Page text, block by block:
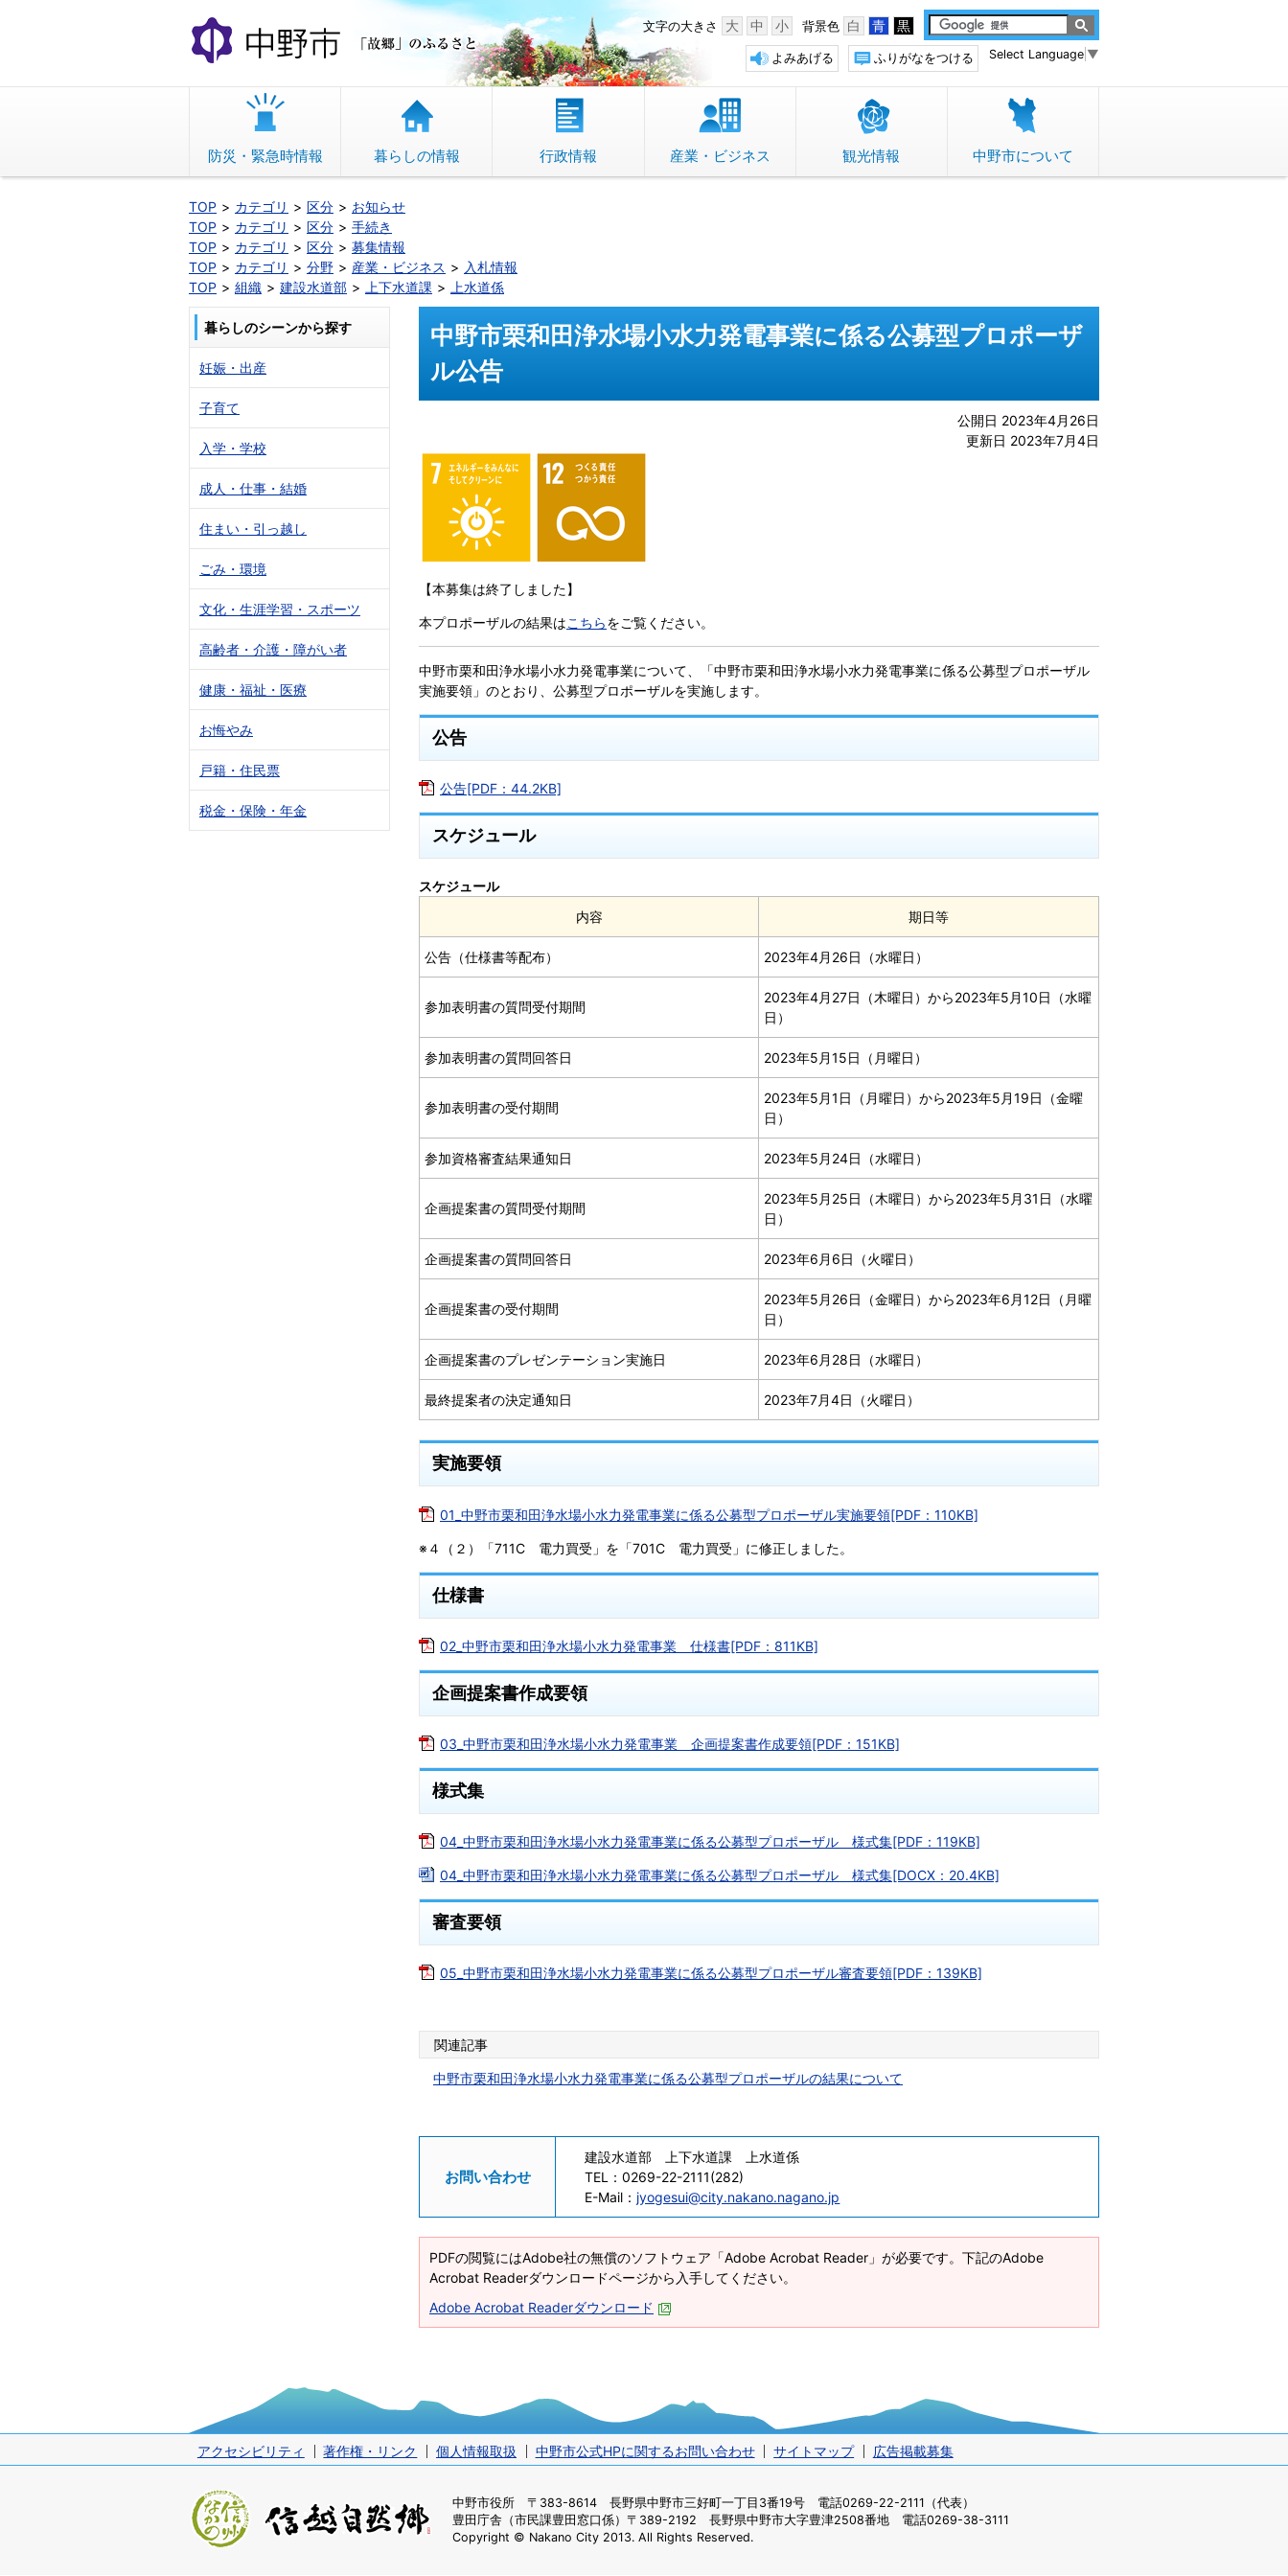
文
へ
動
中野市 「故郷」のふるさと 背景色 白 青 黒
文字の大きさ 大 中 小
Select Language ▼
ふりがなをつける
よみあげる
防災・緊急時情報 暮らしの情報 行政情報 産業・ビジネス 観光情報 中野市について
TOP カテゴリ 区分
お知らせ
TOP
カテゴリ 区分
手続き
TOP
カテゴリ 区分
募集情報
TOP
カテゴリ 分野 産業・ビジネス
入札情報
TOP
組織 建設水道部 上下水道課 上水道係
中野市栗和田浄水場小水力発電事業に係る公募型プロポーザ
ル公告
公開日 2023年4月26日
更新日 2023年7月4日
【本募集は終了しました】
本プロポーザルの結果はこちらをご覧ください。
中野市栗和田浄水場小水力発電事業について、「中野市栗和田浄水場小水力発電事業に係る公募型プロポーザル
実施要領」のとおり、公募型プロポーザルを実施します。
公告
公告[PDF：44.2KB]
スケジュール
スケジュール
内容
期日等
公告（仕様書等配布） 2023年4月26日（水曜日）
参加表明書の質問受付期間
2023年4月27日（木曜日）から2023年5月10日（水曜
日）
参加表明書の質問回答日 2023年5月15日（月曜日）
参加表明書の受付期間
2023年5月1日（月曜日）から2023年5月19日（金曜
日）
参加資格審査結果通知日 2023年5月24日（水曜日）
企画提案書の質問受付期間
2023年5月25日（木曜日）から2023年5月31日（水曜
日）
企画提案書の質問回答日 2023年6月6日（火曜日）
企画提案書の受付期間
2023年5月26日（金曜日）から2023年6月12日（月曜
日）
企画提案書のプレゼンテーション実施日 2023年6月28日（水曜日）
最終提案者の決定通知日 2023年7月4日（火曜日）
実施要領
01_中野市栗和田浄水場小水力発電事業に係る公募型プロポーザル実施要領[PDF：110KB]
※４（２）「711C 電力買受」を「701C 電力買受」に修正しました。
仕様書
02_中野市栗和田浄水場小水力発電事業 仕様書[PDF：811KB]
企画提案書作成要領
03_中野市栗和田浄水場小水力発電事業 企画提案書作成要領[PDF：151KB]
様式集
04_中野市栗和田浄水場小水力発電事業に係る公募型プロポーザル 様式集[PDF：119KB]
04_中野市栗和田浄水場小水力発電事業に係る公募型プロポーザル 様式集[DOCX：20.4KB]
審査要領
05_中野市栗和田浄水場小水力発電事業に係る公募型プロポーザル審査要領[PDF：139KB]
関連記事
中野市栗和田浄水場小水力発電事業に係る公募型プロポーザルの結果について
お問い合わせ
建設水道部 上下水道課 上水道係
TEL：0269-22-2111(282)
E-Mail： jyogesui@city.nakano.nagano.jp
PDFの閲覧にはAdobe社の無償のソフトウェア「Adobe Acrobat Reader」が必要です。下記のAdobe
Acrobat Readerダウンロードページから入手してください。
Adobe Acrobat Readerダウンロード
暮らしのシーンから探す
妊娠・出産
子育て
入学・学校
成人・仕事・結婚
住まい・引っ越し
ごみ・環境
文化・生涯学習・スポーツ
高齢者・介護・障がい者
健康・福祉・医療
お悔やみ
戸籍・住民票
税金・保険・年金
アクセシビリティ 著作権・リンク 個人情報取扱 中野市公式HPに関するお問い合わせ サイトマップ 広告掲載募集
中野市役所 〒383-8614 長野県中野市三好町一丁目3番19号 電話0269-22-2111（代表）
豊田庁舎（市民課豊田窓口係） 〒389-2192 長野県中野市大字豊津2508番地 電話0269-38-3111
Copyright © Nakano City 2013. All Rights Reserved.